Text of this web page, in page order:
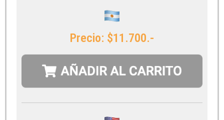
Precio: $11.700.-